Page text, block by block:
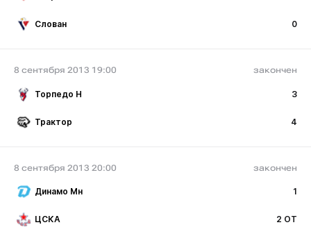
Слован 0
8 сентября 2013 19:00 закончен
Торпедо Н 3
Трактор 4
8 сентября 2013 20:00 закончен
Динамо Мн 1
ЦСКА 2 ОТ